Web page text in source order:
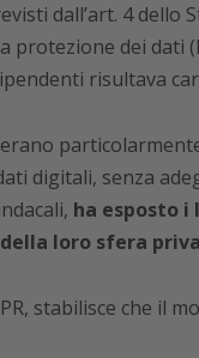
dall’art. 4 dello
protezione dei dati
risultava
digitali, senza
ha esposto
loro sfera
stabilisce che il